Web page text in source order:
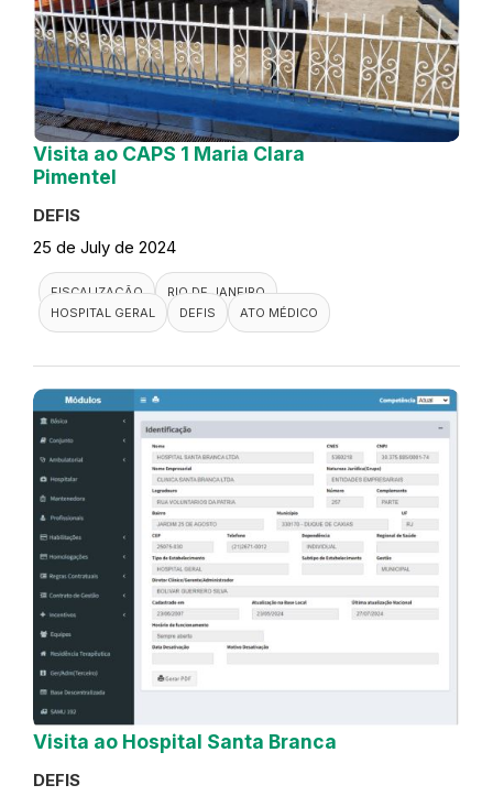
Visita ao CAPS 1 Maria Clara
Pimentel
DEFIS
25 de July de 2024
FISCALIZAÇÃO
RIO DE JANEIRO
HOSPITAL GERAL
DEFIS ATO MÉDICO
Visita ao Hospital Santa Branca
DEFIS